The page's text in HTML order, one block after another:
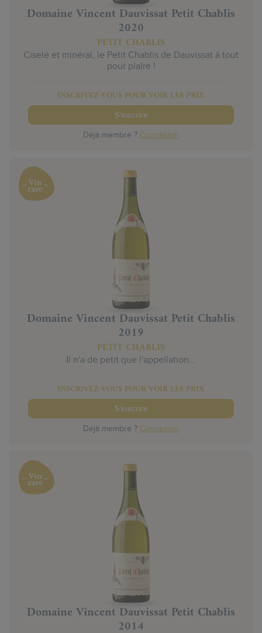
Domaine Vincent Dauvissat Petit Chablis
2020
PETIT CHABLIS
Ciselé et minéral, le Petit Chablis de Dauvissat à tout
pour plaîre !
INSCRIVEZ-VOUS POUR VOIR LES PRIX
S'inscrire
Déjà membre ? Connexion
Domaine Vincent Dauvissat Petit Chablis
2019
PETIT CHABLIS
Il n'a de petit que l'appellation...
INSCRIVEZ-VOUS POUR VOIR LES PRIX
S'inscrire
Déjà membre ? Connexion
Domaine Vincent Dauvissat Petit Chablis
2014